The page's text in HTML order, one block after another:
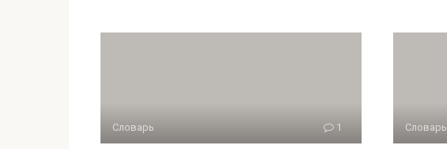
Словарь 1 Словарь